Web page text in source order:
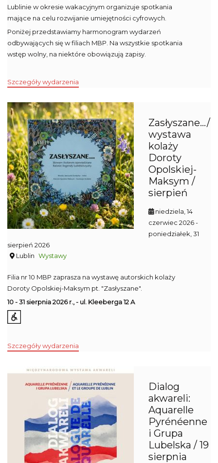
Lublinie w okresie wakacyjnym organizuje spotkania
mające na celu rozwijanie umiejętności cyfrowych.
Poniżej przedstawiamy harmonogram wydarzeń
odbywających się w filiach MBP. Na wszystkie spotkania
wstęp wolny, na niektóre obowiązują zapisy.
Szczegóły wydarzenia
Zasłyszane…/
wystawa
kolaży
Doroty
Opolskiej-
Maksym /
sierpień
niedziela, 14
czerwiec 2026-
poniedziałek, 31
sierpień 2026
Lublin Wystawy
Filia nr 10 MBP zaprasza na wystawę autorskich kolaży
Doroty Opolskiej-Maksym pt. "Zasłyszane".
10 - 31 sierpnia 2026 r., - ul. Kleeberga 12 A
Szczegóły wydarzenia
Dialog
akwareli:
Aquarelle
Pyrénéenne
i Grupa
Lubelska / 19
sierpnia